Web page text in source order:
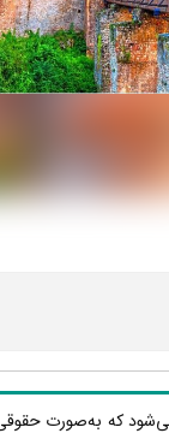
که به‌صورت